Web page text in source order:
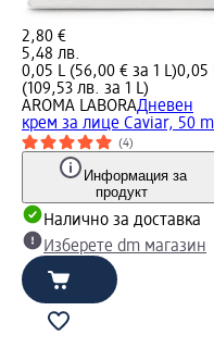
2,80 €
5,48 лв.
0,05 L (56,00 € за 1 L)0,05
(109,53 лв. за 1 L)
AROMA LABORAДневен
крем за лице Caviar, 50
(4)
Информация за
продукт
Налично за доставка
Изберете dm магазин